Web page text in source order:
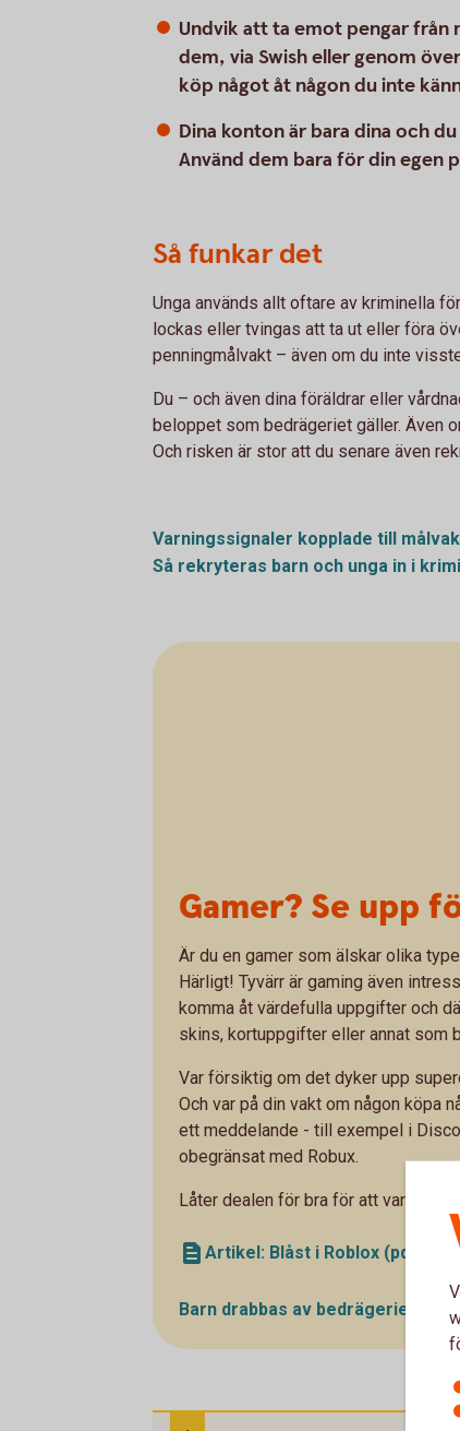
Undvik att ta emot pengar från
dem, via Swish eller genom
köp något åt någon du inte
Dina konton är bara dina och
Använd dem bara för din egen
Så funkar det
Unga används allt oftare av kriminella
lockas eller tvingas att ta ut eller föra
penningmålvakt – även om du inte
Du – och även dina föräldrar eller
beloppet som bedrägeriet gäller. Även
Och risken är stor att du senare även
Varningssignaler kopplade till
Så rekryteras barn och unga in i
Gamer? Se upp
Är du en gamer som älskar olika
Härligt! Tyvärr är gaming även
komma åt värdefulla uppgifter och
skins, kortuppgifter eller annat som
Var försiktig om det dyker upp
Och var på din vakt om någon köpa
ett meddelande - till exempel i
obegränsat med Robux.
Låter dealen för bra för att vara sann,
Artikel: Blåst i Roblox (pdf)
Barn drabbas av bedrägerier i